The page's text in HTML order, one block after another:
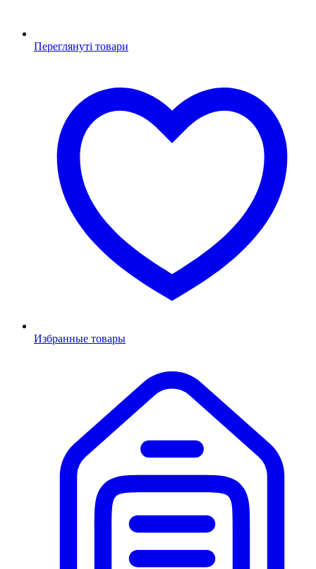
Переглянуті товари
Избранные товары